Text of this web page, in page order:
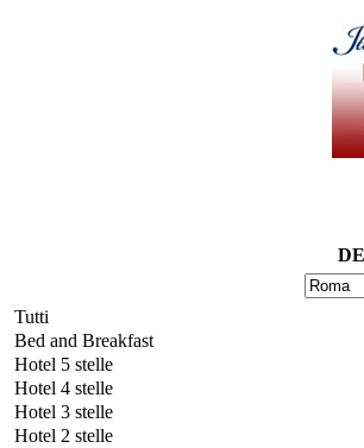
Tutti
Bed and Breakfast
Hotel 5 stelle
Hotel 4 stelle
Hotel 3 stelle
Hotel 2 stelle